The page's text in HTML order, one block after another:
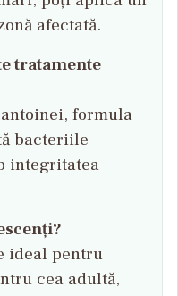
afectată.
tratamente
formula
bacteriile
integritatea
ideal pentru
cea adultă,